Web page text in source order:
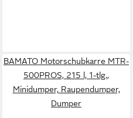
BAMATO Motorschubkarre MTR-
500PROS, 215 l, 1-tlg.,
Minidumper, Raupendumper,
Dumper